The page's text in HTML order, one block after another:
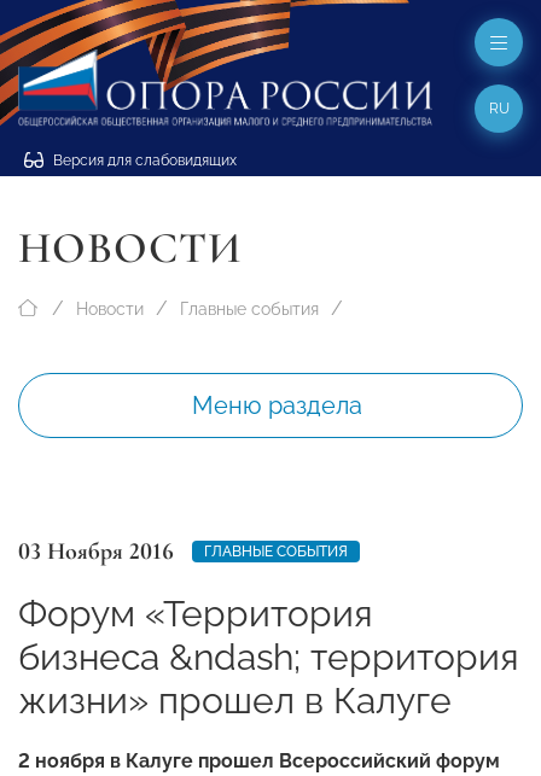
Версия для слабовидящих
RU
НОВОСТИ
Новости Главные события
Меню раздела
03 Ноября 2016 ГЛАВНЫЕ СОБЫТИЯ
Форум «Территория
бизнеса &ndash; территория
жизни» прошел в Калуге
2 ноября в Калуге прошел Всероссийский форум